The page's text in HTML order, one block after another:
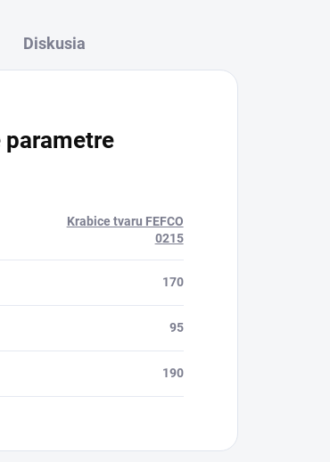
Diskusia
parametre
Krabice tvaru FEFCO
0215
170
95
190